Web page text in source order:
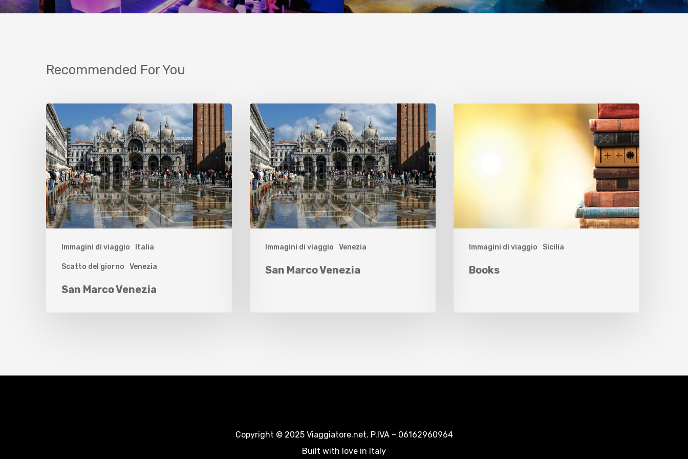
Recommended For You
Immagini di viaggio Italia
Scatto del giorno Venezia
San Marco Venezia
Immagini di viaggio Venezia
San Marco Venezia
Immagini di viaggio Sicilia
Books
Copyright © 2025 Viaggiatore.net. P.IVA – 06162960964
Built with love in Italy